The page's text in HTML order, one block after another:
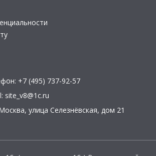
+7 (495) 737-92-57
site_v8@1c.ru
, улица Селезнёвская, дом 21